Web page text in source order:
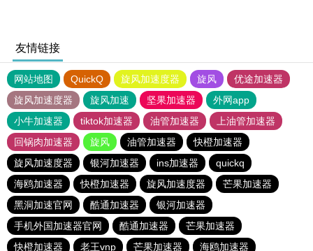
友情链接
网站地图 QuickQ 旋风加速度器 旋风
优途加速器
旋风加速度器
旋风加速 坚果加速器
外网app
小牛加速器
tiktok加速器 油管加速器
上油管加速器
回锅肉加速器
旋风 油管加速器
快橙加速器
旋风加速度器
银河加速器 ins加速器
quickq
海鸥加速器
快橙加速器 旋风加速度器
芒果加速器
黑洞加速官网
酷通加速器
银河加速器
手机外国加速器官网
酷通加速器
芒果加速器
快橙加速器
老王vnp 芒果加速器 海鸥加速器